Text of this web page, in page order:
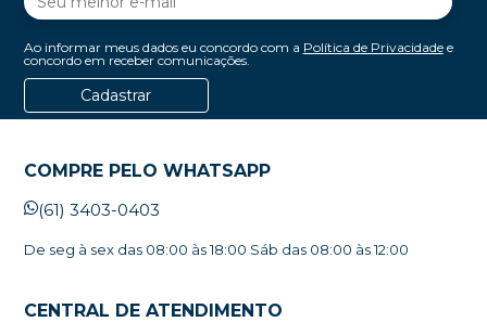
Ao informar meus dados eu concordo com a Política de Privacidadee
concordo em receber comunicações.
Cadastrar
COMPRE PELO WHATSAPP
(61) 3403-0403
De seg à sex das 08:00 às 18:00 Sáb das 08:00 às 12:00
CENTRAL DE ATENDIMENTO